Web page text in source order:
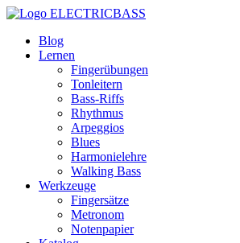
ELECTRICBASS
Blog
Lernen
Fingerübungen
Tonleitern
Bass-Riffs
Rhythmus
Arpeggios
Blues
Harmonielehre
Walking Bass
Werkzeuge
Fingersätze
Metronom
Notenpapier